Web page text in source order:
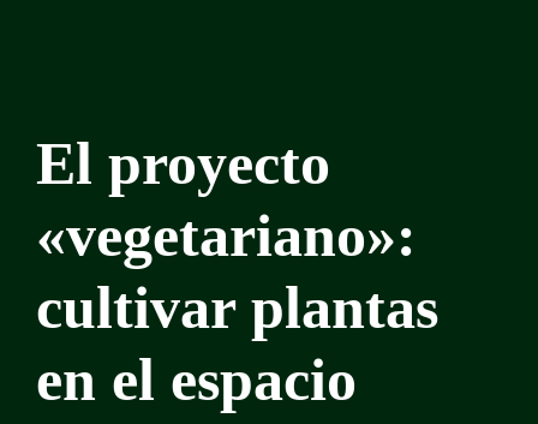
El proyecto
«vegetariano»:
cultivar plantas
en el espacio